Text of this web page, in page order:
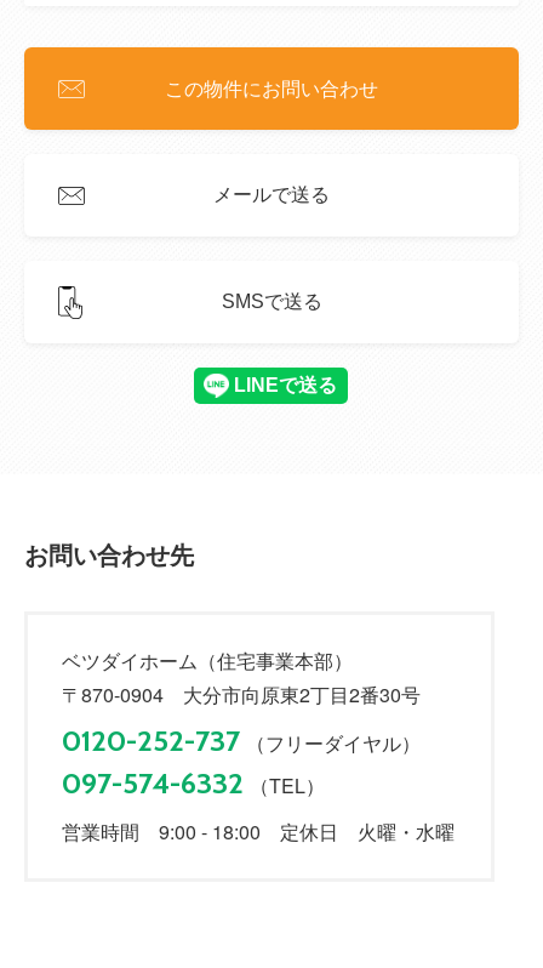
この物件にお問い合わせ
メールで送る
SMSで送る
お問い合わせ先
ベツダイホーム（住宅事業本部）
〒870-0904 大分市向原東2丁目2番30号
0120-252-737 （フリーダイヤル）
097-574-6332
（TEL）
営業時間 9:00 - 18:00 定休日 火曜・水曜